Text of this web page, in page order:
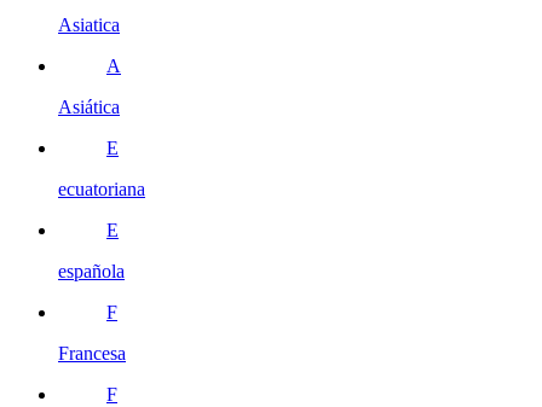
Asiatica
A
Asiática
E
ecuatoriana
E
española
F
Francesa
F